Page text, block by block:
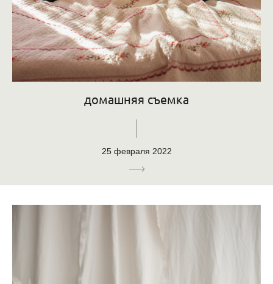
домашняя съемка
25 февраля 2022